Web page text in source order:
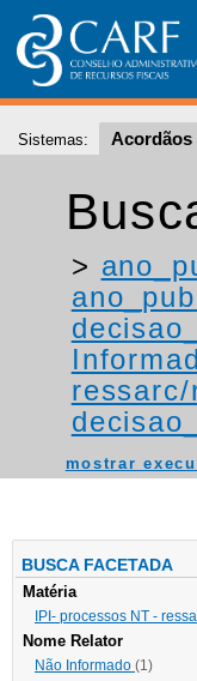
Sistemas: Acordãos
>
mostrar
BUSCA FACETADA
Matéria
IPI- processos NT - ressa
Nome Relator
Não Informado (1)